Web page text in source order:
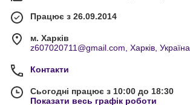
Працює з 26.09.2014
м. Харків
z607020711@gmail.com, Харків, Україна
Контакти
Сьогодні працює з 10:00 до 18:30
Показати весь графік роботи